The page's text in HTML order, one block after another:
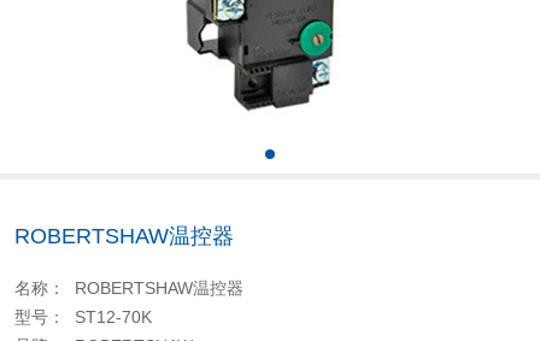
ROBERTSHAW温控器
名称： ROBERTSHAW温控器
型号： ST12-70K